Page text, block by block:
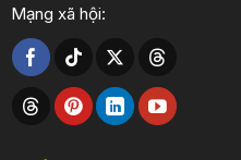
Mạng xã hội: